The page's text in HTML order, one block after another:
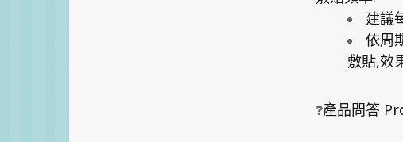
建議
依周
敷貼,效
❓產品問答